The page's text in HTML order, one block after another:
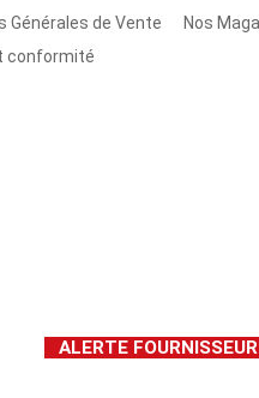
Générales de Vente
conformité
Nos
ALERTE